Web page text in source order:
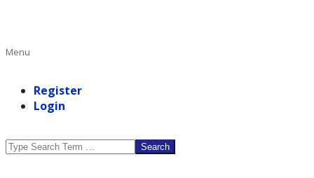
Primary
Menu
Register
Login
Search